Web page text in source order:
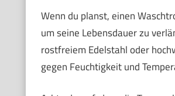
Wenn du planst, einen
um seine Lebensdauer zu
rostfreiem Edelstahl oder
gegen Feuchtigkeit und